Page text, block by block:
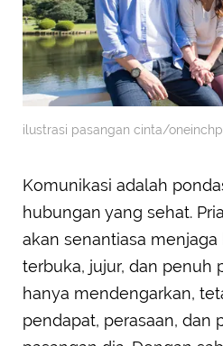
ilustrasi pasangan cinta/
Komunikasi adalah
hubungan yang sehat.
akan senantiasa
terbuka, jujur, dan penuh
hanya mendengarkan,
pendapat, perasaan, dan